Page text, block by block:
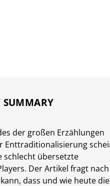
SUMMARY
der großen Erzählungen
Enttraditionalisierung
schlecht übersetzte
Der Artikel fragt nach
dass und wie heute die